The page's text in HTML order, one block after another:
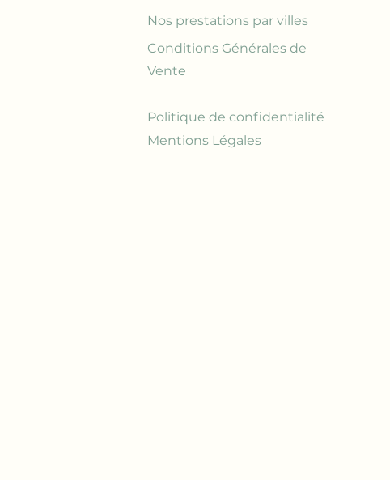
Nos prestations par villes
Conditions Générales de
Vente
Politique de confidentialité
Mentions Légales